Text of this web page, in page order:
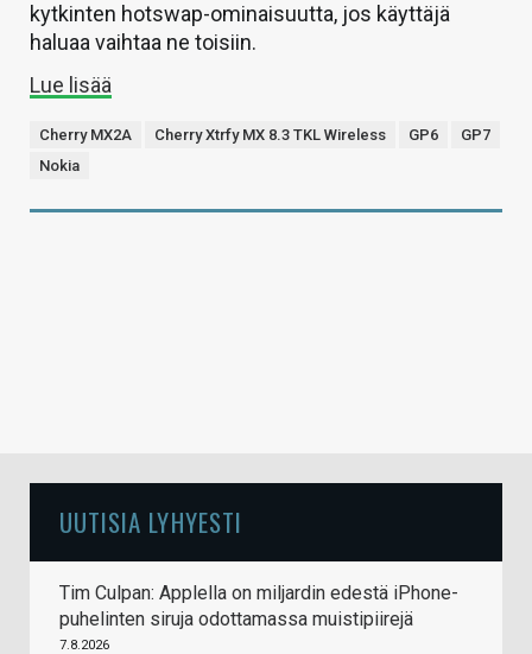
kytkinten hotswap-ominaisuutta, jos käyttäjä
haluaa vaihtaa ne toisiin.
Lue lisää
Cherry MX2A Cherry Xtrfy MX 8.3 TKL Wireless GP6
GP7
Nokia
UUTISIA LYHYESTI
Tim Culpan: Applella on miljardin edestä iPhone-
puhelinten siruja odottamassa muistipiirejä
7.8.2026